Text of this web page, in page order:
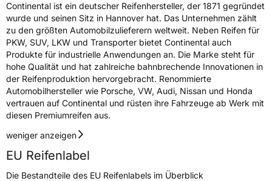
Continental ist ein deutscher Reifenhersteller, der 1871 gegründet
wurde und seinen Sitz in Hannover hat. Das Unternehmen zählt
zu den größten Automobilzulieferern weltweit. Neben Reifen für
PKW, SUV, LKW und Transporter bietet Continental auch
Produkte für industrielle Anwendungen an. Die Marke steht für
hohe Qualität und hat zahlreiche bahnbrechende Innovationen in
der Reifenproduktion hervorgebracht. Renommierte
Automobilhersteller wie Porsche, VW, Audi, Nissan und Honda
vertrauen auf Continental und rüsten ihre Fahrzeuge ab Werk mit
diesen Premiumreifen aus.
weniger anzeigen
EU Reifenlabel
Die Bestandteile des EU Reifenlabels im Überblick